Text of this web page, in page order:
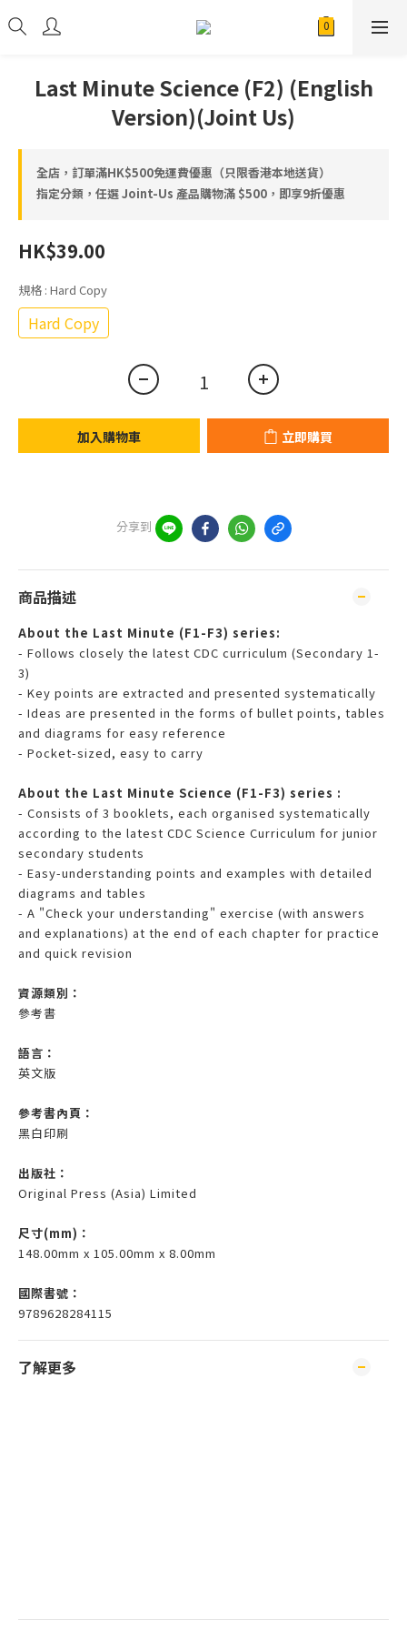
Last Minute Science (F2) (English
Version)(Joint Us)
全店，訂單滿HK$500免運費優惠（只限香港本地送貨）
指定分類，任選 Joint-Us 產品⁠⁠購物滿 $500，即享9折優惠
HK$39.00
規格 : Hard Copy
Hard Copy
加入購物車 立即購買
分享到
商品描述
About the Last Minute (F1-F3) series:
- Follows closely the latest CDC curriculum (Secondary 1-
3)
- Key points are extracted and presented systematically
- Ideas are presented in the forms of bullet points, tables
and diagrams for easy reference
- Pocket-sized, easy to carry
About the Last Minute Science (F1-F3) series :
- Consists of 3 booklets, each organised systematically
according to the latest CDC Science Curriculum for junior
secondary students
- Easy-understanding points and examples with detailed
diagrams and tables
- A "Check your understanding" exercise (with answers
and explanations) at the end of each chapter for practice
and quick revision
資源類別：
參考書
語言：
英文版
參考書內頁：
黑白印刷
出版社：
Original Press (Asia) Limited
尺寸(mm) ：
148.00mm x 105.00mm x 8.00mm
國際書號：
9789628284115
了解更多